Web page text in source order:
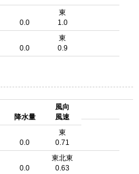
0.0
東
1.0
0.0
東
0.9
降水量
風向
風速
0.0
東
0.71
0.0
東北東
0.63